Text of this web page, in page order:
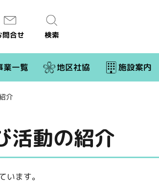
問合せ 検索
業一覧 地区社協 施設案内
介
活動の紹介
ます。